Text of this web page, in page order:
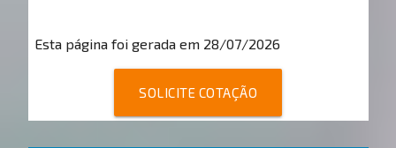
Esta página foi gerada em 28/07/2026
SOLICITE COTAÇÃO